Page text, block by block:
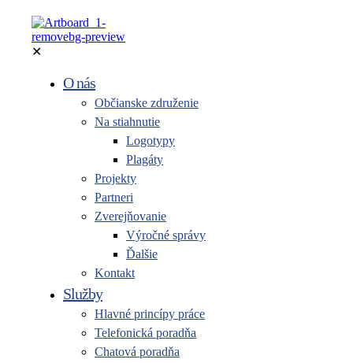
✕
O nás
Občianske združenie
Na stiahnutie
Logotypy
Plagáty
Projekty
Partneri
Zverejňovanie
Výročné správy
Ďalšie
Kontakt
Služby
Hlavné princípy práce
Telefonická poradňa
Chatová poradňa